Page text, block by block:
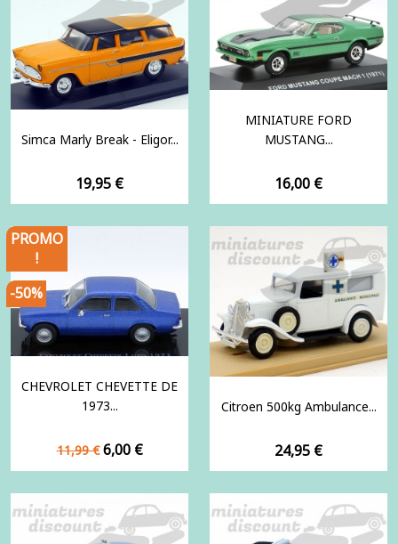
Simca Marly Break - Eligor...
Prix
19,95 €
MINIATURE FORD
MUSTANG...
Prix
16,00 €
CHEVROLET CHEVETTE DE
1973...
Prix
de
11,99 € Prix
6,00 €
PROMO
!
-50%
Citroen 500kg Ambulance...
Prix
24,95 €